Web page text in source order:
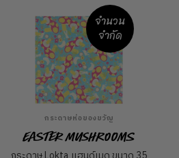
จำนวน
จำกัด
กระดาษห่อของขวัญ
Easter Mushrooms